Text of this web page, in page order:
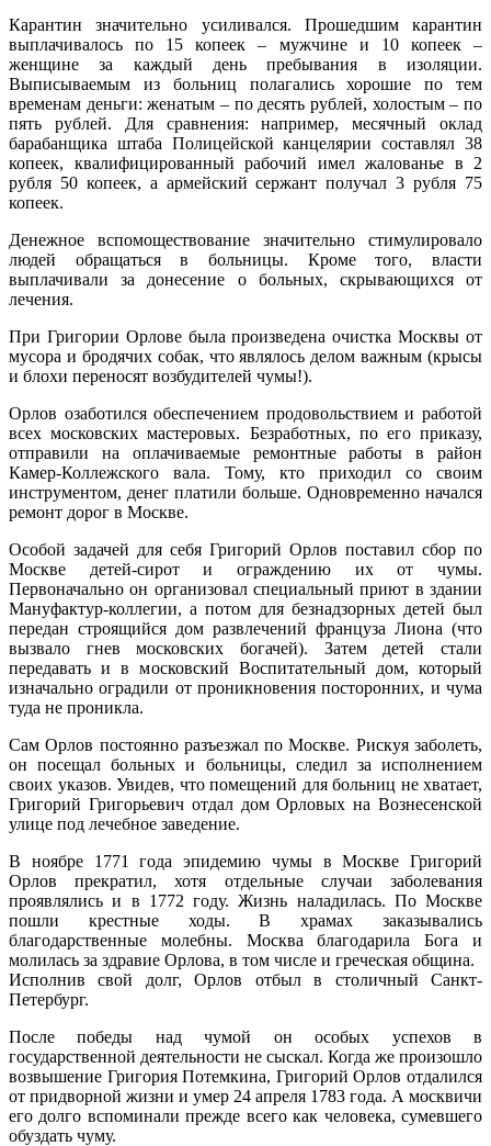
Карантин значительно усиливался. Прошедшим карантин
выплачивалось по 15 копеек – мужчине и 10 копеек –
женщине за каждый день пребывания в изоляции.
Выписываемым из больниц полагались хорошие по тем
временам деньги: женатым – по десять рублей, холостым – по
пять рублей. Для сравнения: например, месячный оклад
барабанщика штаба Полицейской канцелярии составлял 38
копеек, квалифицированный рабочий имел жалованье в 2
рубля 50 копеек, а армейский сержант получал 3 рубля 75
копеек.
Денежное вспомоществование значительно стимулировало
людей обращаться в больницы. Кроме того, власти
выплачивали за донесение о больных, скрывающихся от
лечения.
При Григории Орлове была произведена очистка Москвы от
мусора и бродячих собак, что являлось делом важным (крысы
и блохи переносят возбудителей чумы!).
Орлов озаботился обеспечением продовольствием и работой
всех московских мастеровых. Безработных, по его приказу,
отправили на оплачиваемые ремонтные работы в район
Камер-Коллежского вала. Тому, кто приходил со своим
инструментом, денег платили больше. Одновременно начался
ремонт дорог в Москве.
Особой задачей для себя Григорий Орлов поставил сбор по
Москве детей-сирот и ограждению их от чумы.
Первоначально он организовал специальный приют в здании
Мануфактур-коллегии, а потом для безнадзорных детей был
передан строящийся дом развлечений француза Лиона (что
вызвало гнев московских богачей). Затем детей стали
передавать и в московский Воспитательный дом, который
изначально оградили от проникновения посторонних, и чума
туда не проникла.
Сам Орлов постоянно разъезжал по Москве. Рискуя заболеть,
он посещал больных и больницы, следил за исполнением
своих указов. Увидев, что помещений для больниц не хватает,
Григорий Григорьевич отдал дом Орловых на Вознесенской
улице под лечебное заведение.
В ноябре 1771 года эпидемию чумы в Москве Григорий
Орлов прекратил, хотя отдельные случаи заболевания
проявлялись и в 1772 году. Жизнь наладилась. По Москве
пошли крестные ходы. В храмах заказывались
благодарственные молебны. Москва благодарила Бога и
молилась за здравие Орлова, в том числе и греческая община.
Исполнив свой долг, Орлов отбыл в столичный Санкт-
Петербург.
После победы над чумой он особых успехов в
государственной деятельности не сыскал. Когда же произошло
возвышение Григория Потемкина, Григорий Орлов отдалился
от придворной жизни и умер 24 апреля 1783 года. А москвичи
его долго вспоминали прежде всего как человека, сумевшего
обуздать чуму.